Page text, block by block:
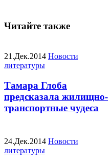
Читайте также
21.Дек.2014 Новости
литературы
Тамара Глоба
предсказала жилищно-
транспортные чудеса
24.Дек.2014 Новости
литературы